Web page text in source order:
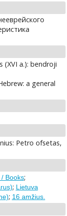
(XVI a.): bendroji
a general
Petro ofsetas,
Books;
; Lietuva
; 16 amžius.